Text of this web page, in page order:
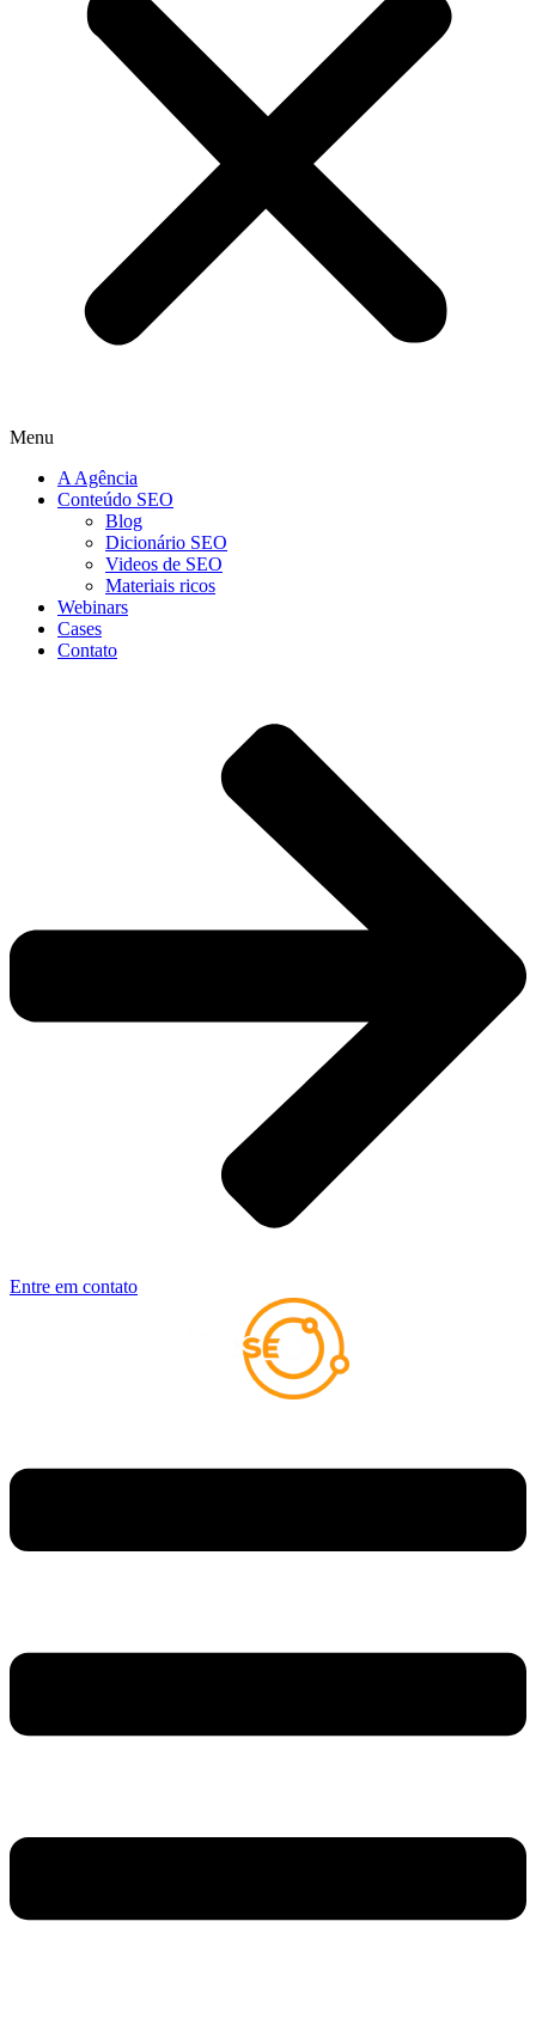
Menu
A Agência
Conteúdo SEO
Blog
Dicionário SEO
Videos de SEO
Materiais ricos
Webinars
Cases
Contato
Entre em contato